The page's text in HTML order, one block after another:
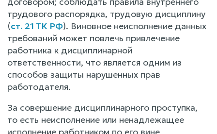
трудового распорядка, трудовую дисциплину
(ст. 21 ТК РФ). Виновное неисполнение данных
требований может повлечь привлечение
работника к дисциплинарной
ответственности, что является одним из
способов защиты нарушенных прав
работодателя.
За совершение дисциплинарного проступка,
то есть неисполнение или ненадлежащее
исполнение работником по его вине